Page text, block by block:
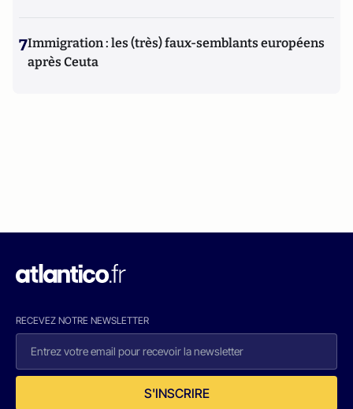
7Immigration : les (très) faux-semblants européens
après Ceuta
RECEVEZ NOTRE NEWSLETTER
S'INSCRIRE